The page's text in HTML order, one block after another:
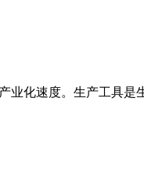
业化速度。生产工具是